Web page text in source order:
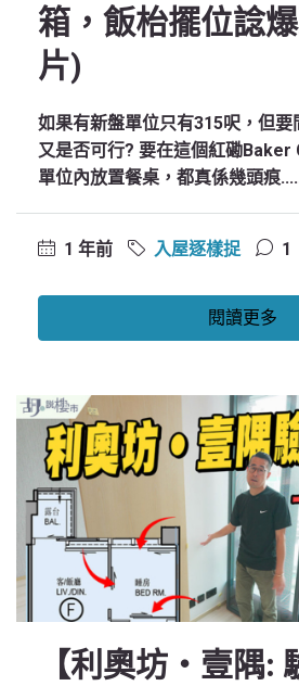
箱，飯枱擺位諗
片)
如果有新盤單位只有315呎，但要
又是否可行? 要在這個紅磡
單位內放置餐桌，都真係幾頭痕
1 年前 入屋逐樣捉 1
閱讀更多
【利奧坊‧壹隅: